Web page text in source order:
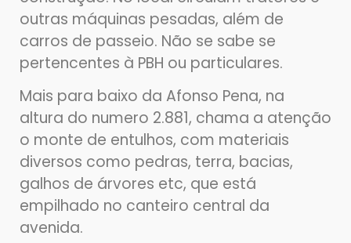
outras máquinas pesadas, além de
carros de passeio. Não se sabe se
pertencentes à PBH ou particulares.
Mais para baixo da Afonso Pena, na
altura do numero 2.881, chama a atenção
o monte de entulhos, com materiais
diversos como pedras, terra, bacias,
galhos de árvores etc, que está
empilhado no canteiro central da
avenida.